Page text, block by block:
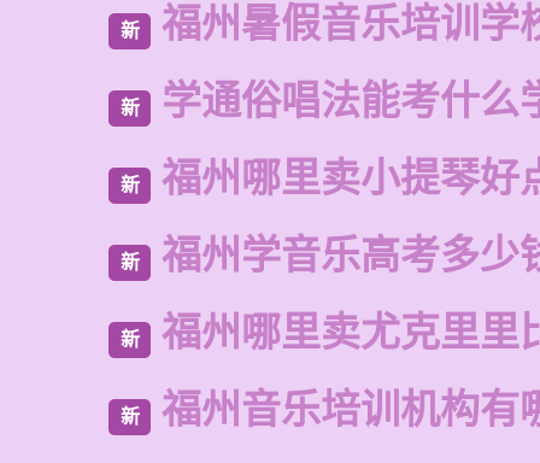
新 福州暑假音乐培训学
新 学通俗唱法能考什么
新 福州哪里卖小提琴好
新 福州学音乐高考多少
新 福州哪里卖尤克里里
新 福州音乐培训机构有